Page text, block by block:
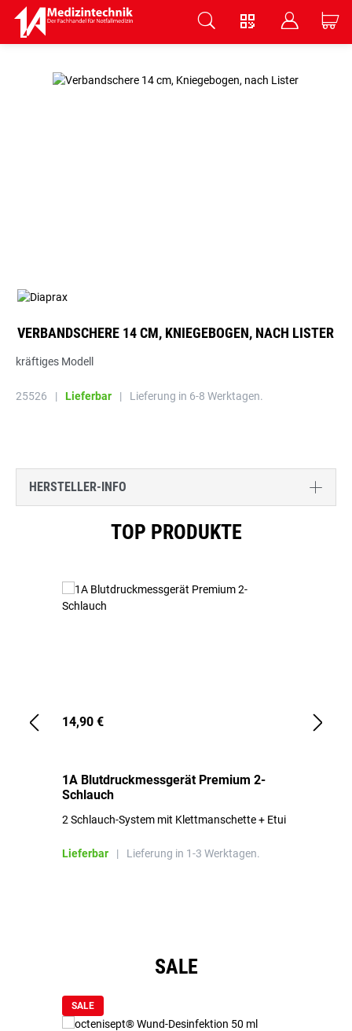
V B C
VERBANDSCHERE 14 CM, KNIEGEBOGEN, NACH LISTER
kräftiges Modell
25526 | Lieferbar | Lieferung in 6-8 Werktagen.
HERSTELLER-INFO
TOP PRODUKTE
14,90 €
1A Blutdruckmessgerät Premium 2-
Schlauch
2 Schlauch-System mit Klettmanschette + Etui
Lieferbar | Lieferung in 1-3 Werktagen.
SALE
SALE